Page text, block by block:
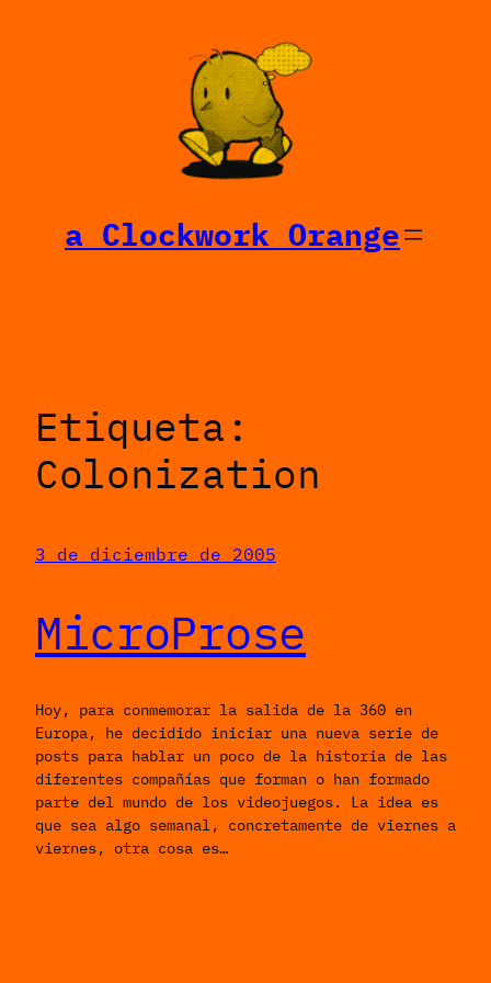
a Clockwork Orange
Etiqueta:
Colonization
3 de diciembre de 2005
MicroProse
Hoy, para conmemorar la salida de la 360 en
Europa, he decidido iniciar una nueva serie de
posts para hablar un poco de la historia de las
diferentes compañías que forman o han formado
parte del mundo de los videojuegos. La idea es
que sea algo semanal, concretamente de viernes a
viernes, otra cosa es…